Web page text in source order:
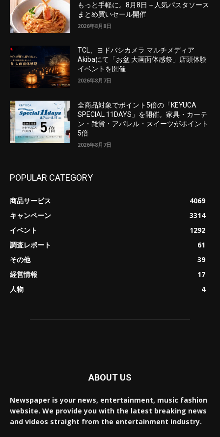
もっと手軽に。8月8日～人気パスタソース
まとめ買いセール開催
2026年8月8日
TCL、ヨドバシカメラ マルチメディア
Akibaにて「お盆 大画面体感祭」店頭体験
イベントを開催
2026年8月7日
全商品対象でポイント5倍の「KEYUCA
SPECIAL 11DAYS」を開催。家具・カーテ
ン・雑貨・アパレル・スイーツがポイント
5倍
2026年8月7日
POPULAR CATEGORY
商品サービス
4069
キャンペーン
3314
イベント
1292
調査レポート
61
その他
39
経営情報
17
人物
4
ABOUT US
Newspaper is your news, entertainment, music fashion
website. We provide you with the latest breaking news
and videos straight from the entertainment industry.